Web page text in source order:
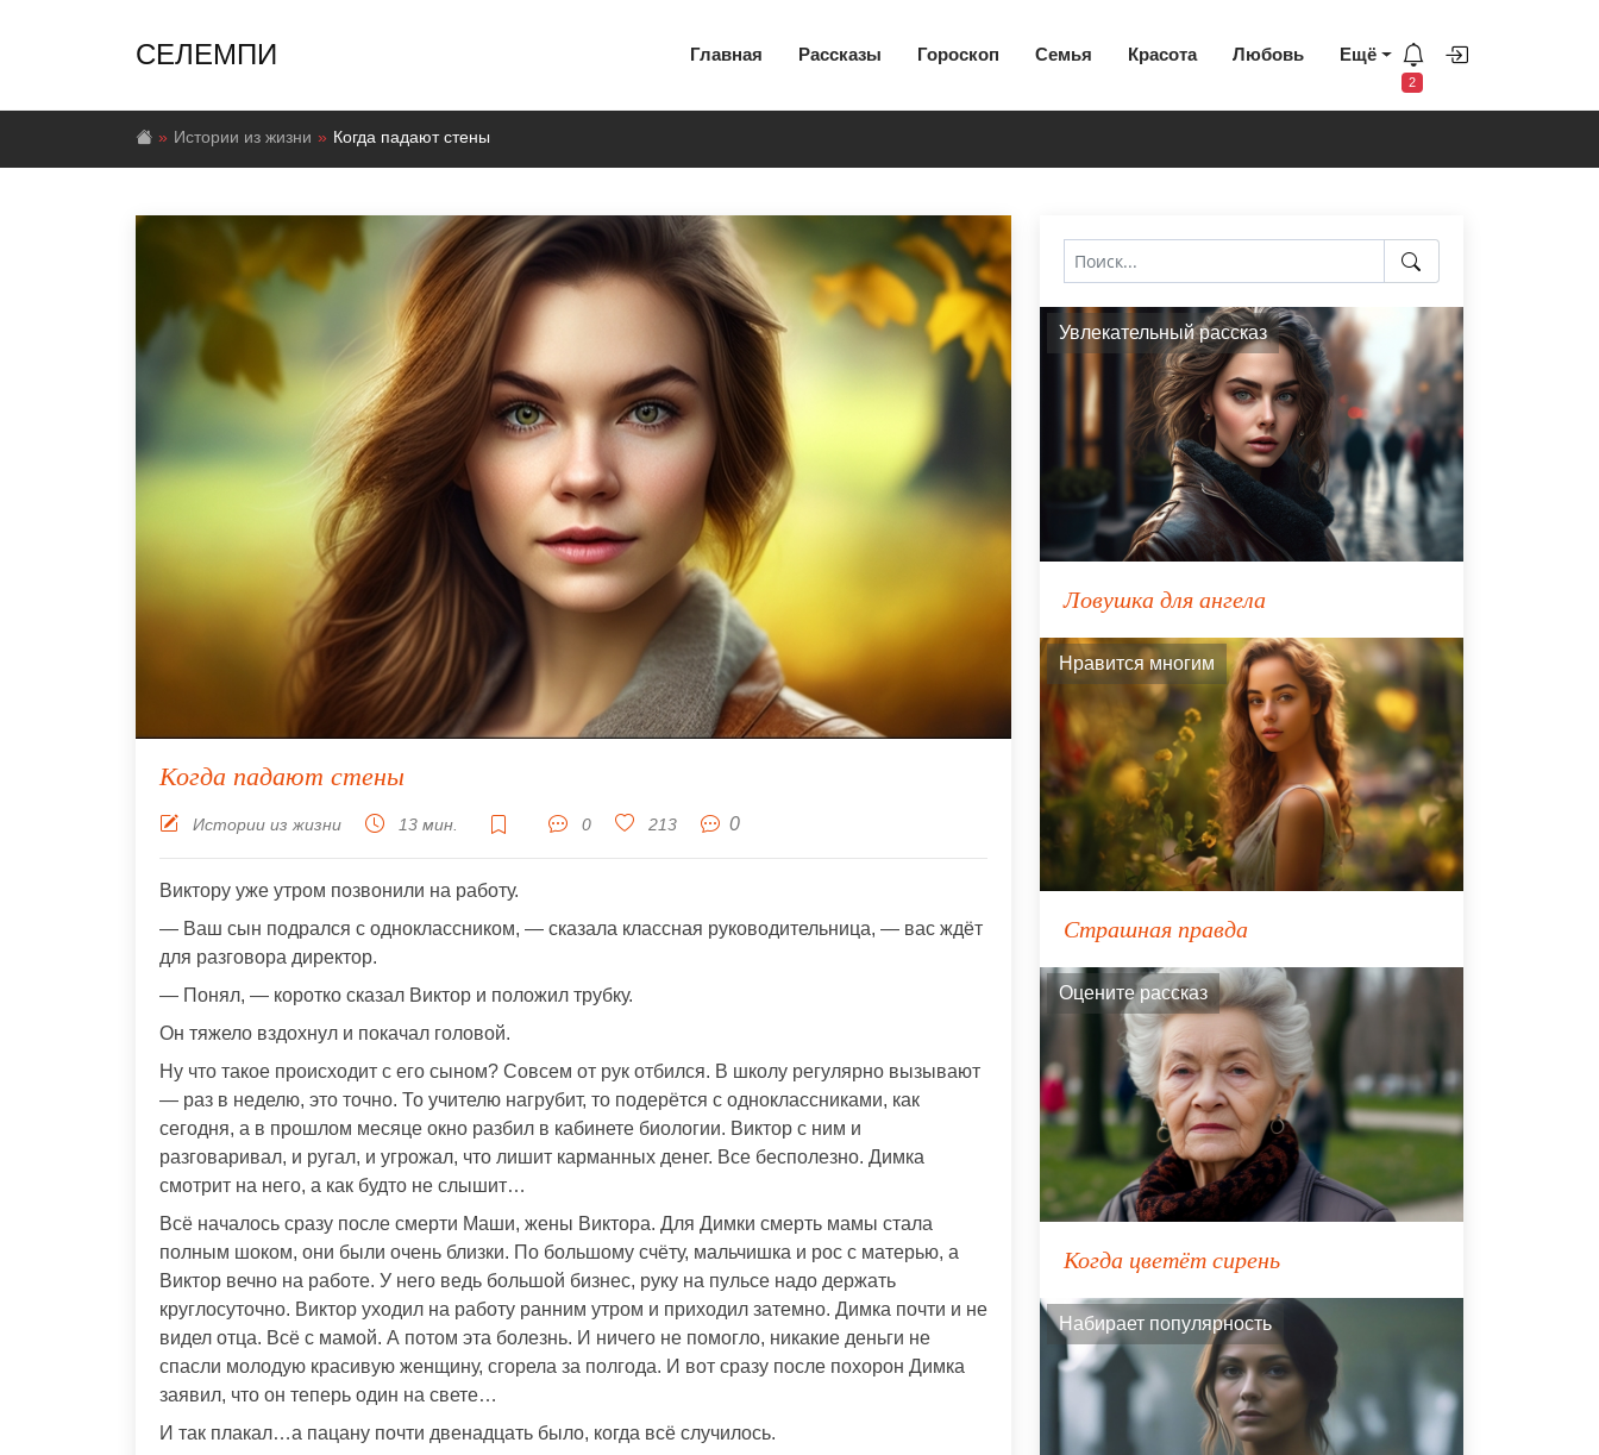
СЕЛЕМПИ Главная Рассказы Гороскоп Семья Красота Любовь Ещё
2
Истории из жизни Когда падают стены
Когда падают стены
Истории из жизни 13 мин. 0 213 0
Виктору уже утром позвонили на работу.
— Ваш сын подрался с одноклассником, — сказала классная руководительница, — вас ждёт
для разговора директор.
— Понял, — коротко сказал Виктор и положил трубку.
Он тяжело вздохнул и покачал головой.
Ну что такое происходит с его сыном? Совсем от рук отбился. В школу регулярно вызывают
— раз в неделю, это точно. То учителю нагрубит, то подерётся с одноклассниками, как
сегодня, а в прошлом месяце окно разбил в кабинете биологии. Виктор с ним и
разговаривал, и ругал, и угрожал, что лишит карманных денег. Все бесполезно. Димка
смотрит на него, а как будто не слышит…
Всё началось сразу после смерти Маши, жены Виктора. Для Димки смерть мамы стала
полным шоком, они были очень близки. По большому счёту, мальчишка и рос с матерью, а
Виктор вечно на работе. У него ведь большой бизнес, руку на пульсе надо держать
круглосуточно. Виктор уходил на работу ранним утром и приходил затемно. Димка почти и не
видел отца. Всё с мамой. А потом эта болезнь. И ничего не помогло, никакие деньги не
спасли молодую красивую женщину, сгорела за полгода. И вот сразу после похорон Димка
заявил, что он теперь один на свете…
И так плакал…а пацану почти двенадцать было, когда всё случилось.
Увлекательный рассказ
Ловушка для ангела
Нравится многим
Страшная правда
Оцените рассказ
Когда цветёт сирень
Набирает популярность